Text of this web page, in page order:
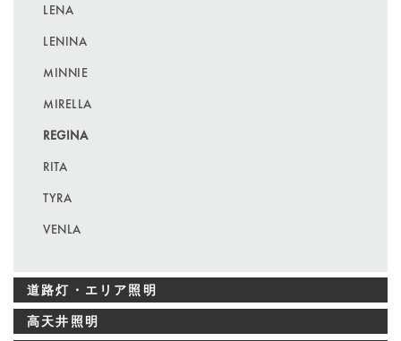
LENA
LENINA
MINNIE
MIRELLA
REGINA
RITA
TYRA
VENLA
道路灯・エリア照明
高天井照明